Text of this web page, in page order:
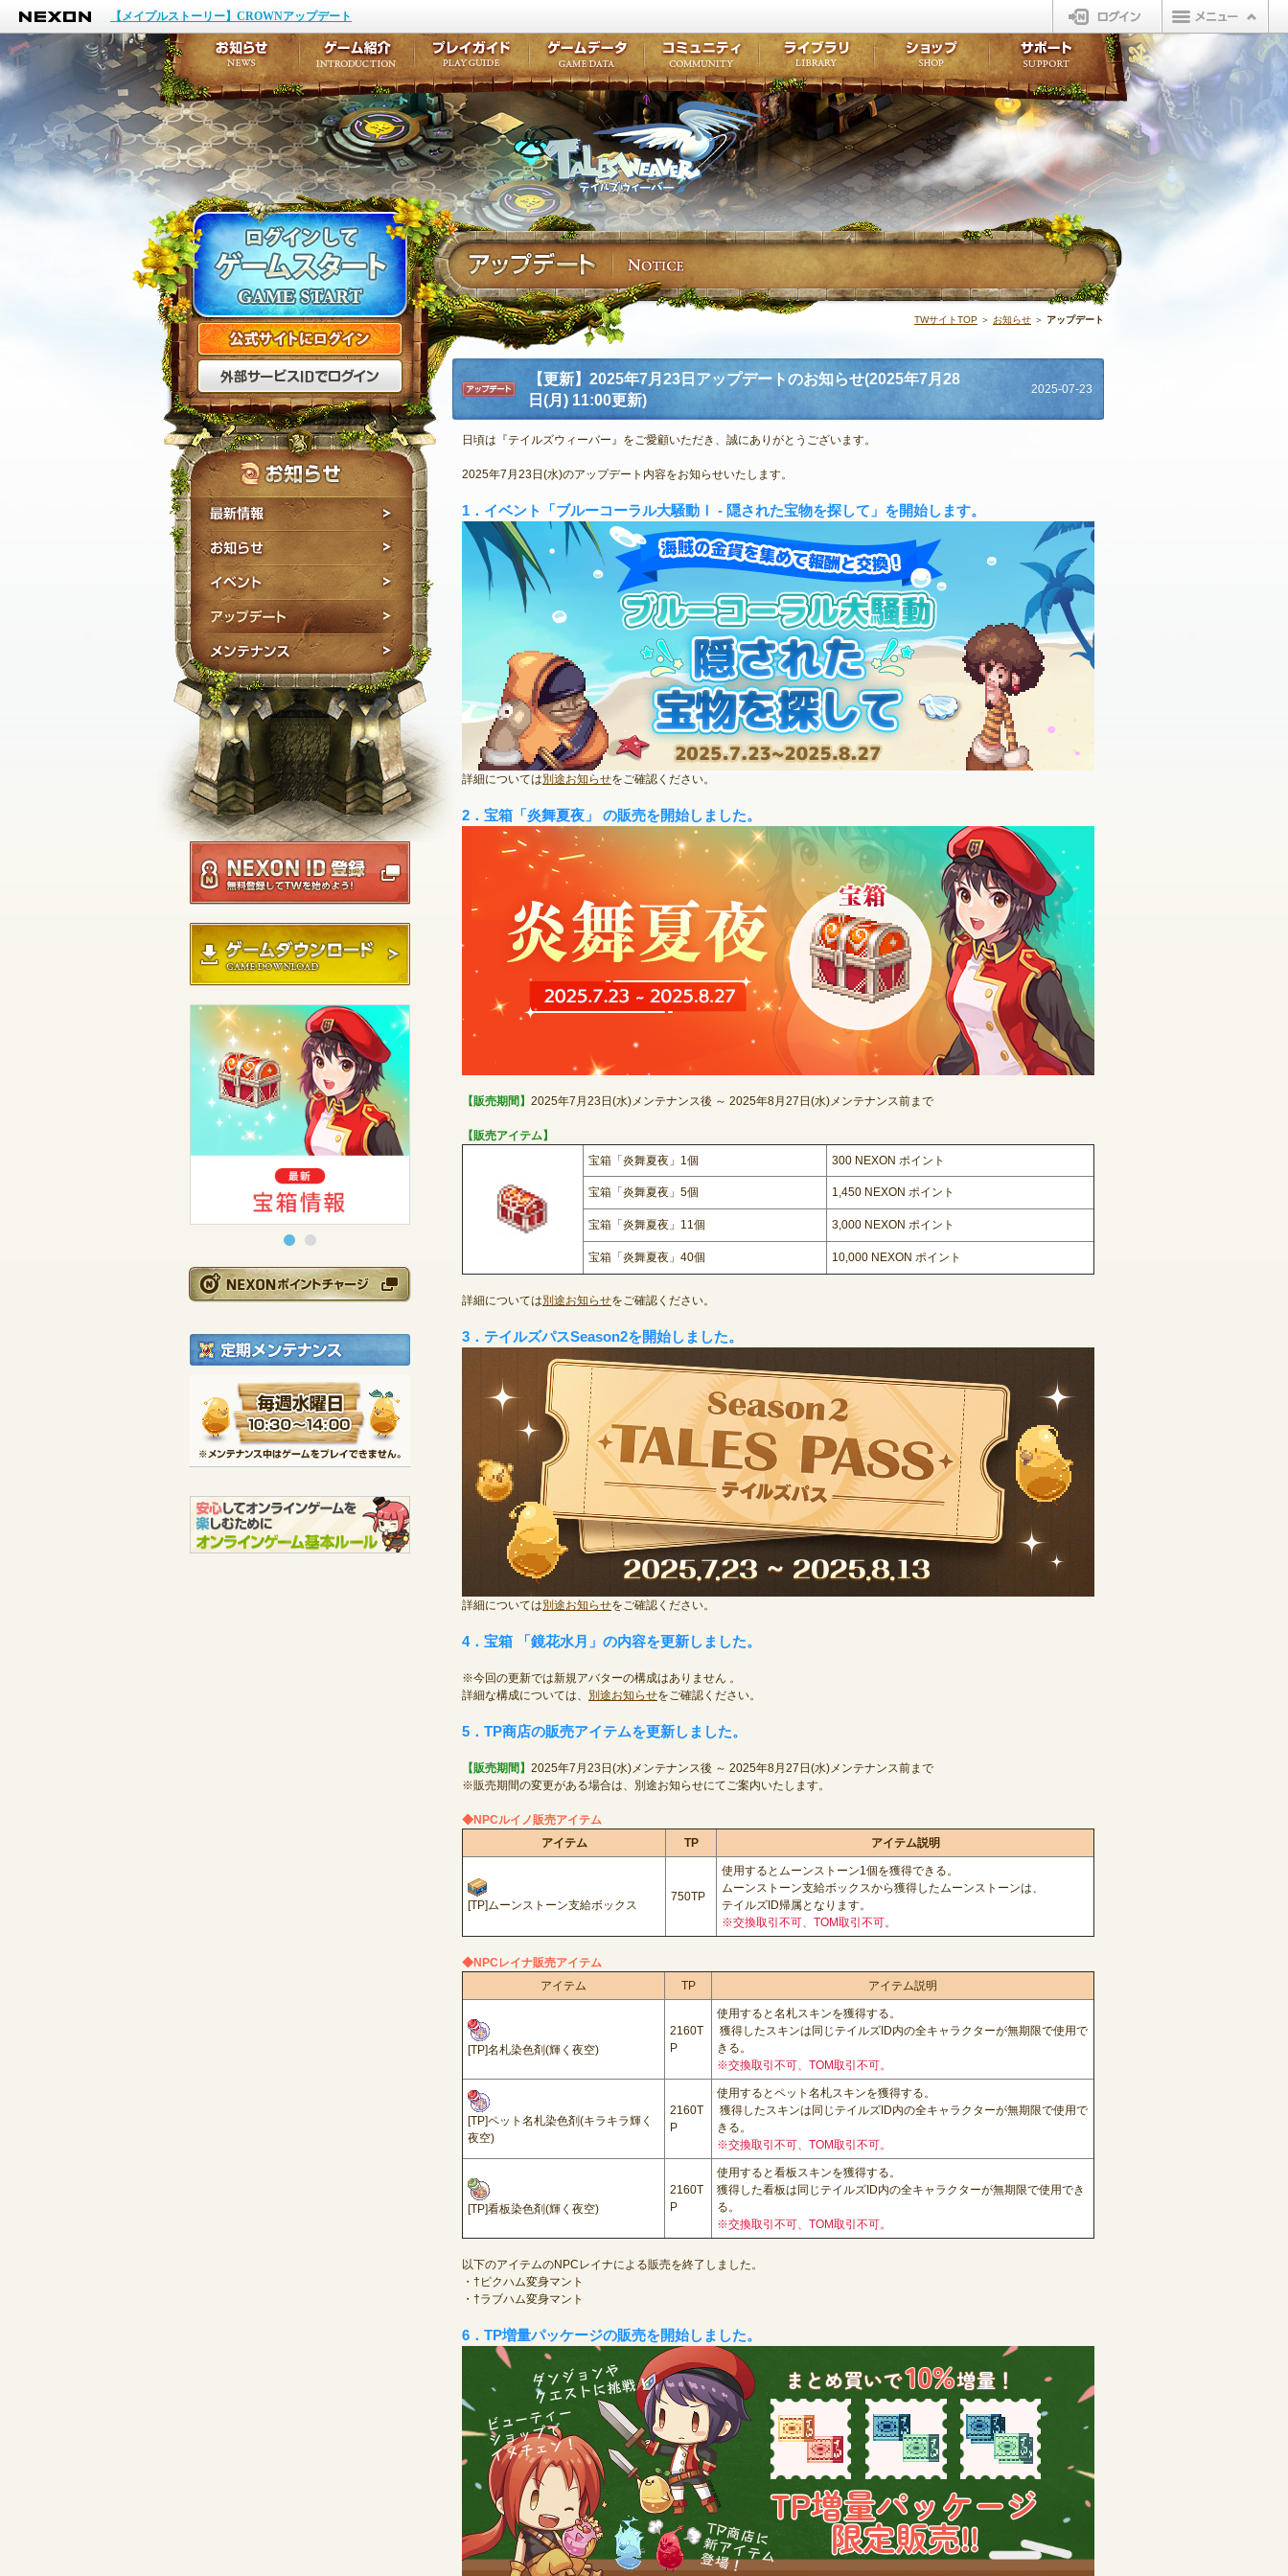
NEXON
【メイプルストーリー】CROWNアップデート
ログイン
テイルズウィーバー
公式サイトにログイン
外部サービスIDでログイン
最新情報
お知らせ
イベント
アップデート
NEXON ID登録
ゲームダウンロード
NEXONポイントチャージ
定期メンテナンス
毎週水曜日 10:30～14:00
※メンテナンス中はゲームをプレイできません。
TWサイトTOP ＞ お知らせ ＞ アップデート
ート
【更新】2025年7月23日アップデートのお知らせ(2025年7月28
日(月) 11:00更新)
2025-07-23
日頃は『テイルズウィーバー』をご愛顧いただき、誠にありがとうございます。
2025年7月23日(水)のアップデート内容をお知らせいたします。
1．イベント「ブルーコーラル大騒動Ⅰ - 隠された宝物を探して」を開始します。
詳細については別途お知らせをご確認ください。
2．宝箱「炎舞夏夜」 の販売を開始しました。
【販売期間】 2025年7月23日(水)メンテナンス後 ～ 2025年8月27日(水)メンテナンス前まで
【販売アイテム】
宝箱「炎舞夏夜」1個
300 NEXON ポイント
宝箱「炎舞夏夜」5個 1,450 NEXON ポイント
宝箱「炎舞夏夜」11個 3,000 NEXON ポイント
宝箱「炎舞夏夜」40個 10,000 NEXON ポイント
詳細については別途お知らせをご確認ください。
3．テイルズパスSeason2を開始しました。
詳細については別途お知らせをご確認ください。
4．宝箱 「鏡花水月」の内容を更新しました。
※今回の更新では新規アバターの構成はありません 。
詳細な構成については、 別途お知らせをご確認ください。
5．TP商店の販売アイテムを更新しました。
【販売期間】 2025年7月23日(水)メンテナンス後 ～ 2025年8月27日(水)メンテナンス前まで
※販売期間の変更がある場合は、別途お知らせにてご案内いたします。
◆NPCルイノ販売アイテム
アイテム
TP アイテム説明
[TP]ムーンストーン支給ボックス
750TP
使用するとムーンストーン1個を獲得できる。
ムーンストーン支給ボックスから獲得したムーンストーンは、
テイルズID帰属となります。
※交換取引不可、TOM取引不可。
◆NPCレイナ販売アイテム
アイテム
TP アイテム説明
[TP]名札染色剤(輝く夜空)
2160T
P
使用すると名札スキンを獲得する。
獲得したスキンは同じテイルズID内の全キャラクターが無期限で使用で
きる。
※交換取引不可、TOM取引不可。
[TP]ペット名札染色剤(キラキラ輝く
夜空)
2160T
P
使用するとペット名札スキンを獲得する。
獲得したスキンは同じテイルズID内の全キャラクターが無期限で使用で
きる。
※交換取引不可、TOM取引不可。
[TP]看板染色剤(輝く夜空)
2160T
P
使用すると看板スキンを獲得する。
獲得した看板は同じテイルズID内の全キャラクターが無期限で使用でき
る。
※交換取引不可、TOM取引不可。
以下のアイテムのNPCレイナによる販売を終了しました。
・†ピクハム変身マント
・†ラブハム変身マント
6．TP増量パッケージの販売を開始しました。
お知らせ
イベント
アップデート
メンテナンス
ゲーム紹介
ここだけは知っておこうプレイガイド
ワープポイント
ゲームデータ
ルーンスキル
コミュニティ
コミュニティポイントライブラリ
LINEスタンプ
ショップ
販売アイテム
ビューティーショップ
オープンマーケットサポート
不具合対応状況
アンケート